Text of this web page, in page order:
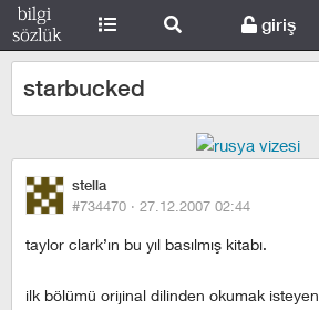
giriş
starbucked
stella
#734470 · 27.12.2007 02:44
taylor clark’ın bu yıl basılmış kitabı.
ilk bölümü orijinal dilinden okumak isteyen